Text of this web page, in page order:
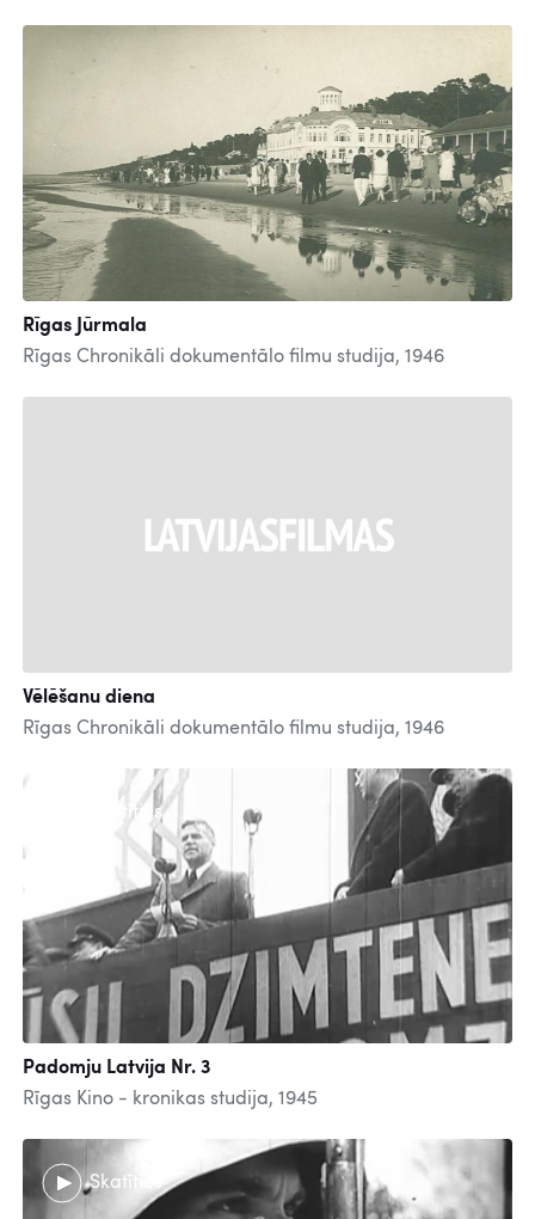
Rīgas Jūrmala
Rīgas Chronikāli dokumentālo filmu studija, 1946
Vēlēšanu diena
Rīgas Chronikāli dokumentālo filmu studija, 1946
Skatīties
Padomju Latvija Nr. 3
Rīgas Kino - kronikas studija, 1945
Skatīties